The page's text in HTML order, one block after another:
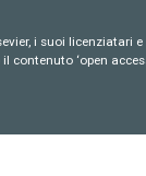
i suoi
contenuto ‘open